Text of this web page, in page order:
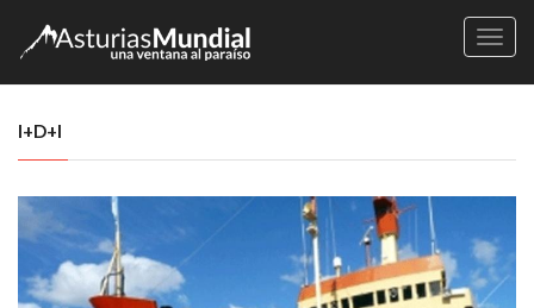
I+D+I